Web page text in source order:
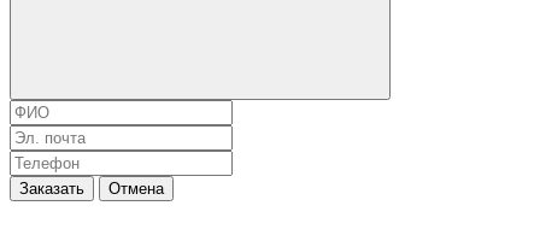
Заказать Отмена